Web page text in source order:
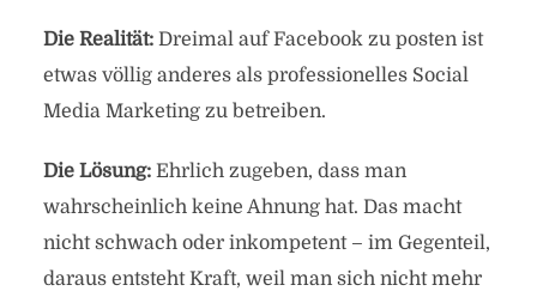
Die Realität:Dreimal auf Facebook zu posten ist
etwas völlig anderes als professionelles Social
Media Marketing zu betreiben.
Die Lösung:Ehrlich zugeben, dass man
wahrscheinlich keine Ahnung hat. Das macht
nicht schwach oder inkompetent – im Gegenteil,
daraus entsteht Kraft, weil man sich nicht mehr